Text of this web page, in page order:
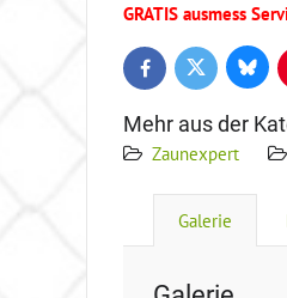
GRATIS ausmess
FacebookTwitter
Mehr aus der
Zaunexpert
Galerie